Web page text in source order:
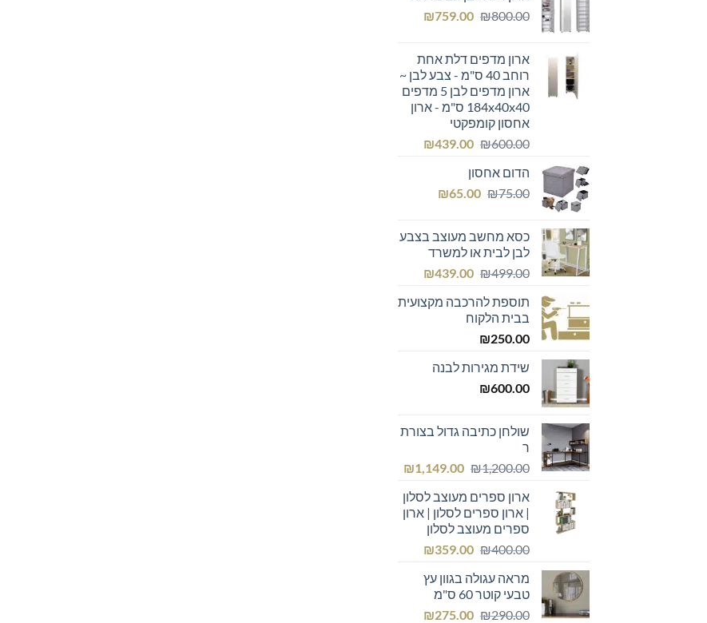
₪300.00.
₪299.00.
₪800.00
המחיר
₪800.00.
₪759.00
המחיר
₪759.00.ארון מדפים דלת אחת
רוחב 40 ס"מ - צבע לבן ~
ארון מדפים לבן 5 מדפים
184x40x40 ס"מ - ארון
אחסון קומפקטי
₪600.00
המחיר
היה:
₪600.00.
₪439.00
המחיר
הדום אחסון
₪75.00
המחיר
₪75.00.
₪65.00
המחיר
₪65.00.
כסא מחשב מעוצב בצבע
לבן לבית או למשרד
₪499.00
המחיר
היה:
₪499.00.
₪439.00
המחיר
הוא:
תוספת להרכבה מקצועית
בבית הלקוח
₪250.00
שידת מגירות לבנה
₪600.00
שולחן כתיבה גדול בצורת
ר
₪1,200.00
המחיר
היה:
₪1,200.00.
₪1,149.00
המחיר
הוא:
₪1,149.00.
ארון ספרים מעוצב לסלון
| ארון ספרים לסלון | ארון
ספרים מעוצב לסלון
₪400.00
המחיר
היה:
₪400.00.
₪359.00
המחיר
הוא:מראה עגולה בגוון עץ
טבעי קוטר 60 ס"מ
₪290.00
המחיר ₪275.00
המחיר